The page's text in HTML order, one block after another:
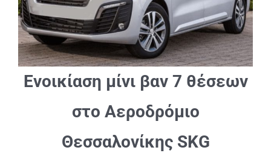
Ενοικίαση μίνι βαν 7 θέσεων
στο Αεροδρόμιο
Θεσσαλονίκης SKG